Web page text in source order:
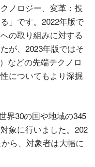
ノロジー、変革：投
」です。2022年版で
の取り組みに対する
が、2023年版ではそ
などの先端テクノロ
についてもより深掘
界30の国や地域の345
象に行いました。202
ら、対象者は大幅に